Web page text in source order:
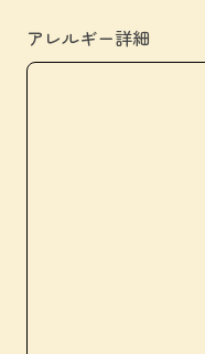
アレルギー詳細